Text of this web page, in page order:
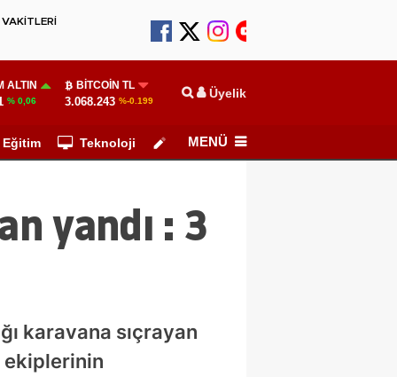
ALTIN
% 0,06
BITCOIN TL
3.068.243 %-0.199 Üyelik
Eğitim Teknoloji Köşe Yazarları
MENÜ
yandı : 3
karavana sıçrayan
ekiplerinin